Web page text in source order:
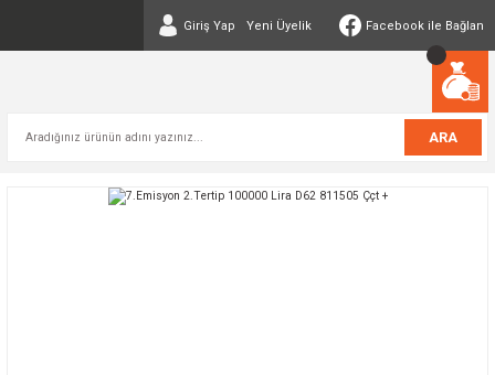
Giriş Yap Yeni Üyelik Facebook ile Bağlan
ARA